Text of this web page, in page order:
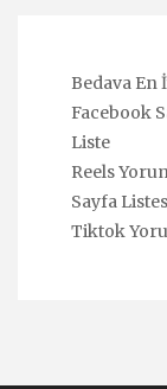
Bedava En
Facebook
Liste
Reels
Sayfa
Tiktok